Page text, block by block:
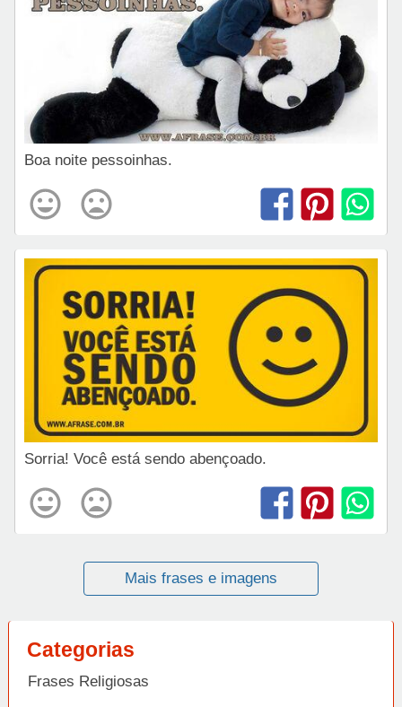
Boa noite pessoinhas.
Sorria! Você está sendo abençoado.
Mais frases e imagens
Categorias
Frases Religiosas